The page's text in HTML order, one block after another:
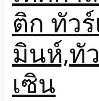
ติก ทัว
มินห์,ทั
เซิน